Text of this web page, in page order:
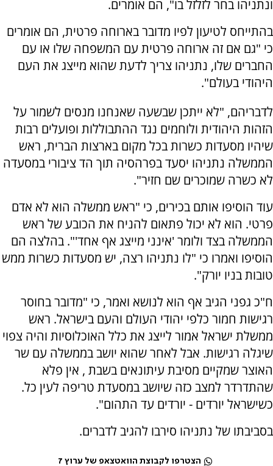
ונתניהו בחר לזלזל בו", הם אומרים.
בהתייחס לטיעון לפיו מדובר בארוחה פרטית, הם אומרים
כי "גם אם זה ארוחה פרטית עם המשפחה שלו או עם
החברים שלו, נתניהו צריך לדעת שהוא מייצג את העם
היהודי בעולם".
לדבריהם, "לא ייתכן שבשעה שאנחנו מנסים לשמור על
הזהות היהודית ולוחמים נגד ההתבוללות ופועלים רבות
שיהיו מסעדות כשרות בכל מקום בארצות הברית, ראש
הממשלה נתניהו יסעד בפרהסיה תוך הד ציבורי במסעדה
לא כשרה שמוכרים שם חזיר".
עוד הוסיפו אותם בכירים, כי "ראש ממשלה הוא לא אדם
פרטי. הוא לא יכול פתאום להניח את הכובע של ראש
הממשלה בצד ולומר 'אינני מייצג אף אחד'". בהלצה הם
הוסיפו ואמרו כי "לו נתניהו רצה, יש מסעדות כשרות ממש
טובות בניו יורק".
ח"כ גפני הגיב אף הוא לנושא ואמר, כי "מדובר בחוסר
רגישות חמור כלפי יהודי העולם והעם בישראל. ראש
ממשלת ישראל אמור לייצג את כלל האוכלוסיות והיה צפוי
שיגלה רגישות. אבל לאחר שהוא יושב בממשלה עם שר
האוצר שמקיים מסיבת עיתונאים בשבת , אין פלא
שהתדרדר למצב כזה שיושב במסעדת טריפה לעין כל.
כשישראל יורדים - יורדים עד התהום".
בסביבתו של נתניהו סירבו להגיב לדברים.
הצטרפו לקבוצת הוואטצאפ של ערוץ 7